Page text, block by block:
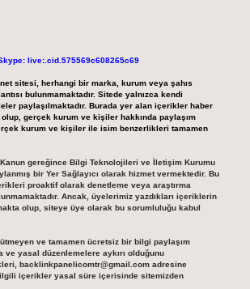
live:.cid.575569c608265c69
sitesi, herhangi bir marka, kurum veya şahıs
bulunmamaktadır. Sitede yalnızca kendi
paylaşılmaktadır. Burada yer alan içerikler haber
gerçek kurum ve kişiler hakkında paylaşım
kurum ve kişiler ile isim benzerlikleri tamamen
Kanun gereğince Bilgi Teknolojileri ve İletişim Kurumu
bir Yer Sağlayıcı olarak hizmet vermektedir. Bu
proaktif olarak denetleme veya araştırma
Ancak, üyelerimiz yazdıkları içeriklerin
olup, siteye üye olarak bu sorumluluğu kabul
ve tamamen ücretsiz bir bilgi paylaşım
ve yasal düzenlemelere aykırı olduğunu
backlinkpanelicomtr@gmail.comadresine
içerikler yasal süre içerisinde sitemizden